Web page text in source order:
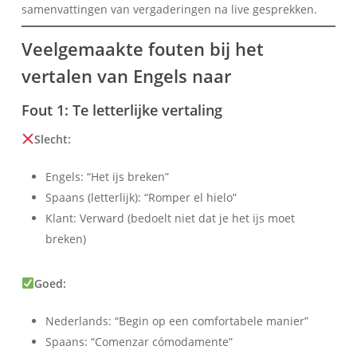
samenvattingen van vergaderingen na live gesprekken.
Veelgemaakte fouten bij het
vertalen van Engels naar
Fout 1: Te letterlijke vertaling
Slecht:
Engels: “Het ijs breken”
Spaans (letterlijk): “Romper el hielo”
Klant: Verward (bedoelt niet dat je het ijs moet
breken)
Goed:
Nederlands: “Begin op een comfortabele manier”
Spaans: “Comenzar cómodamente”
Čeština
हिन्दी
Українська